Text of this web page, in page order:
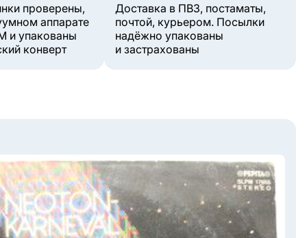
проверены,
аппарате
и упакованы
конверт
Доставка в ПВЗ, постаматы,
почтой, курьером. Посылки
надёжно упакованы
и застрахованы